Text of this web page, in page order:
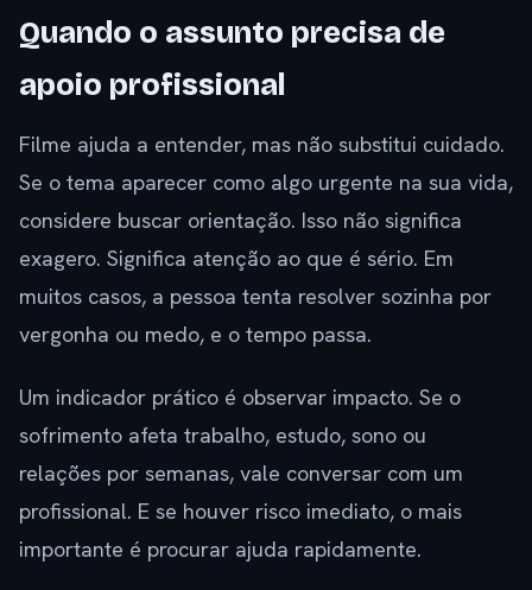
Quando o assunto precisa de
apoio profissional
Filme ajuda a entender, mas não substitui cuidado.
Se o tema aparecer como algo urgente na sua vida,
considere buscar orientação. Isso não significa
exagero. Significa atenção ao que é sério. Em
muitos casos, a pessoa tenta resolver sozinha por
vergonha ou medo, e o tempo passa.
Um indicador prático é observar impacto. Se o
sofrimento afeta trabalho, estudo, sono ou
relações por semanas, vale conversar com um
profissional. E se houver risco imediato, o mais
importante é procurar ajuda rapidamente.